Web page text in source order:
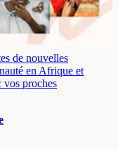
de nouvelles
en Afrique et
vos proches